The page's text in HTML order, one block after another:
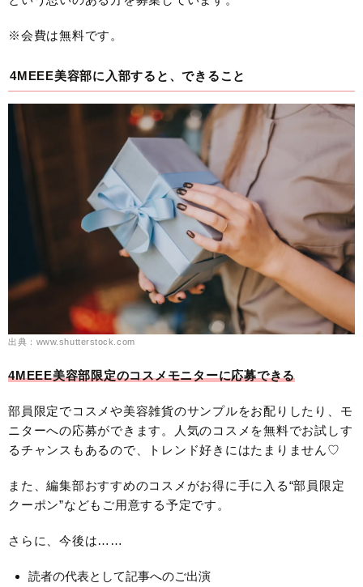
※会費は無料です。
4MEEE美容部に入部すると、できること
出典：www.shutterstock.com
4MEEE美容部限定のコスメモニターに応募できる
部員限定でコスメや美容雑貨のサンプルをお配りしたり、モ
ニターへの応募ができます。人気のコスメを無料でお試しす
るチャンスもあるので、トレンド好きにはたまりません♡
また、編集部おすすめのコスメがお得に手に入る“部員限定
クーポン”などもご用意する予定です。
さらに、今後は……
読者の代表として記事へのご出演